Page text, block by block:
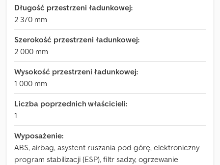
Długość przestrzeni ładunkowej:
2 370 mm
Szerokość przestrzeni ładunkowej:
2 000 mm
Wysokość przestrzeni ładunkowej:
1 000 mm
Liczba poprzednich właścicieli:
1
Wyposażenie:
ABS, airbag, asystent ruszania pod górę, elektroniczny
program stabilizacji (ESP), filtr sadzy, ogrzewanie